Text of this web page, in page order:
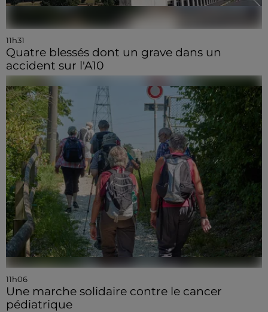
11h31
Quatre blessés dont un grave dans un
accident sur l'A10
11h06
Une marche solidaire contre le cancer
pédiatrique